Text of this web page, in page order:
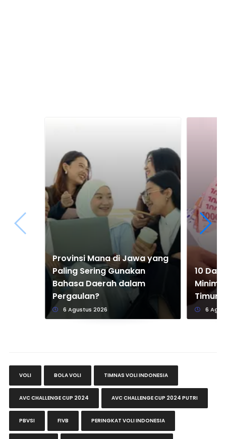
Provinsi Mana di Jawa yang
Paling Sering Gunakan
Bahasa Daerah dalam
Pergaulan?
6 Agustus 2026
10
Timur
6
VOLI BOLA VOLI TIMNAS VOLI INDONESIA
AVC CHALLENGE CUP 2024 AVC CHALLENGE CUP 2024 PUTRI
PBVSI FIVB PERINGKAT VOLI INDONESIA